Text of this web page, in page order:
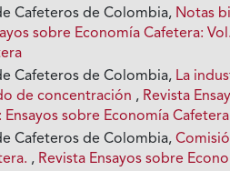
Cafeteros de Colombia, Notas
sobre Economía Cafetera:
Cafeteros de Colombia, La
de concentración , Revista
Ensayos sobre Economía Cafetera
Cafeteros de Colombia,
, Revista Ensayos sobre